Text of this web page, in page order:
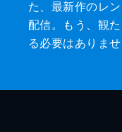
た、最新作のレ
配信。もう、観
る必要はありませ